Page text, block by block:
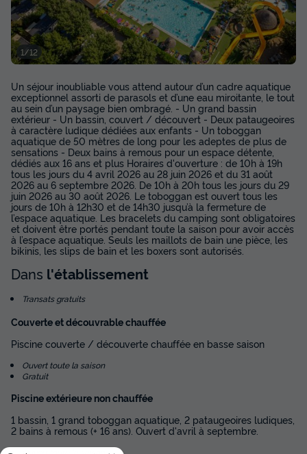
28m² 7 1
Climatisation Animaux autorisés *
Cafetière
Réfrigérateur
Salon de jardin
+ 3
MOBILHOME 7 personnes - Evasion+ 7 personnes 2
chambres 28m²
du30/08/2026 au06/09/2026
Meilleur prix pour 7 nuits
Modifier les dates
364 €
327,60 €
Prix de comparaison
-10%
d'économie
Voir les disponibilités
MOBILHOME 6 personnes - Evasion+ 6
personnes 2 chambres 28m²
Surface
28m²
Adultes
6
Chambres Salle de bain
1/12
Un séjour inoubliable vous attend autour d’un cadre aquatique
exceptionnel assorti de parasols et d’une eau miroitante, le tout
au sein d’un paysage bien ombragé. - Un grand bassin
extérieur - Un bassin, couvert / découvert - Deux pataugeoires
à caractère ludique dédiées aux enfants - Un toboggan
aquatique de 50 mètres de long pour les adeptes de plus de
sensations - Deux bains à remous pour un espace détente,
dédiés aux 16 ans et plus Horaires d'ouverture : de 10h à 19h
tous les jours du 4 avril 2026 au 28 juin 2026 et du 31 août
2026 au 6 septembre 2026. De 10h à 20h tous les jours du 29
juin 2026 au 30 août 2026. Le toboggan est ouvert tous les
jours de 10h à 12h30 et de 14h30 jusqu’à la fermeture de
l’espace aquatique. Les bracelets du camping sont obligatoires
et doivent être portés pendant toute la saison pour avoir accès
à l’espace aquatique. Seuls les maillots de bain une pièce, les
bikinis, les slips de bain et les boxers sont autorisés.
Dans l'établissement
Transats gratuits
Couverte et découvrable chauffée
Piscine couverte / découverte chauffée en basse saison
Ouvert toute la saison
Gratuit
Piscine extérieure non chauffée
1 bassin, 1 grand toboggan aquatique, 2 pataugeoires ludiques,
2 bains à remous (+ 16 ans). Ouvert d'avril à septembre.